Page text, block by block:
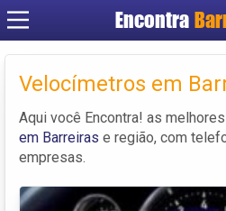
Encontra
Criar
Velocímetros em
Aqui você Encontra! as
em Barreiras e região, com
empresas.